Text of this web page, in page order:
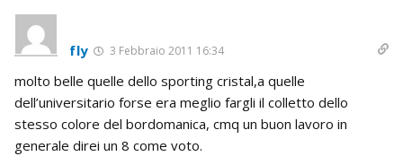
fly 3 Febbraio 2011 16:34
molto belle quelle dello sporting cristal,a quelle
dell’universitario forse era meglio fargli il colletto dello
stesso colore del bordomanica, cmq un buon lavoro in
generale direi un 8 come voto.